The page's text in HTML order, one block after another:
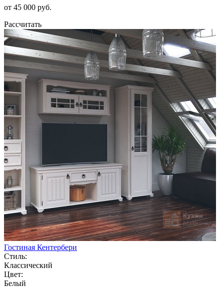
от 45 000 руб.
Рассчитать
Гостиная Кентербери
Стиль:
Классический
Цвет:
Белый